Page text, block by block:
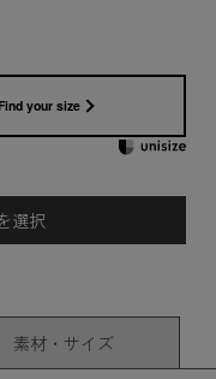
your size
選択
素材・サイズ